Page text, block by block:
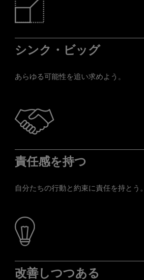
シンク・ビッグ
あらゆる可能性を追い求めよう。
責任感を持つ
自分たちの行動と約束に責任を持とう。
改善しつつある